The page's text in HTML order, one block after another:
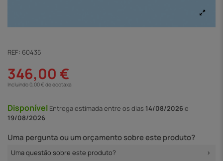
REF: 60435
346,00 €
Incluindo 0,00 € de ecotaxa
Disponível Entregaestimada entre os dias 14/08/2026e
19/08/2026
Uma pergunta ou um orçamento sobre este produto?
Uma questão sobre este produto?